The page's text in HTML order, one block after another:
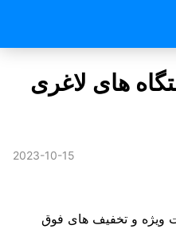
های لاغری
2023-10-15
ویژه و تخفیف های فوق